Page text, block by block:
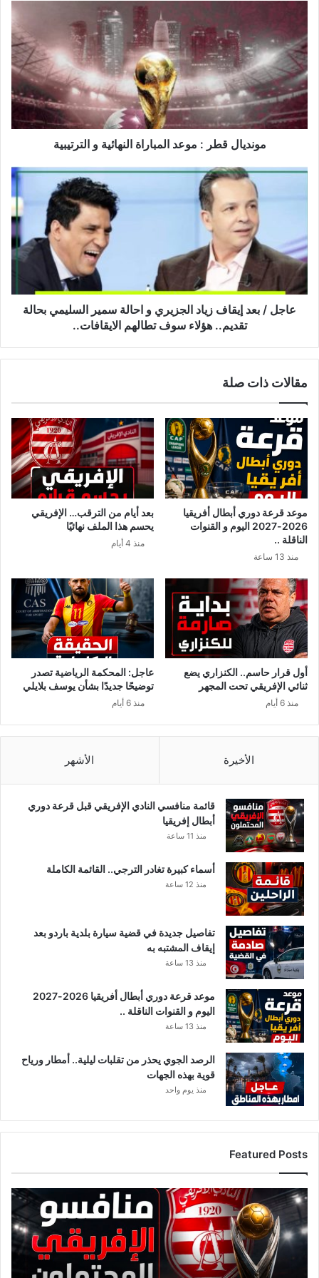
:
موعد
المباراة
النهائية
و
الترتيبية
مونديال قطر : موعد المباراة النهائية و الترتيبية
عاجل
الجزيري
و
سمير
السليمي
تطالهم
عاجل / بعد إيقاف زياد الجزيري و احالة سمير السليمي بحالة
تقديم.. هؤلاء سوف تطالهم الايقافات..
مقالات ذات صلة
موعد قرعة دوري أبطال أفريقيا
2026-2027 اليوم و القنوات
الناقلة ..
منذ 13 ساعة
بعد أيام من الترقب… الإفريقي
يحسم هذا الملف نهائيًا
منذ 4 أيام
أول قرار حاسم.. الكنزاري يضع
ثنائي الإفريقي تحت المجهر
منذ 6 أيام
عاجل: المحكمة الرياضية تصدر
توضيحًا جديدًا بشأن يوسف بلايلي
منذ 6 أيام
الأخيرة الأشهر
قائمة منافسي النادي الإفريقي قبل قرعة دوري
أبطال إفريقيا
منذ 11 ساعة
أسماء كبيرة تغادر الترجي.. القائمة الكاملة
منذ 12 ساعة
تفاصيل جديدة في قضية سيارة بلدية باردو بعد
إيقاف المشتبه به
منذ 13 ساعة
موعد قرعة دوري أبطال أفريقيا 2026-2027
اليوم و القنوات الناقلة ..
منذ 13 ساعة
الرصد الجوي يحذر من تقلبات ليلية.. أمطار ورياح
قوية بهذه الجهات
منذ يوم واحد
Featured Posts
قائمة
منافسي
النادي
الإفريقي